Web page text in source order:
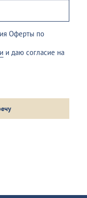
Оферты по
и даю согласие на